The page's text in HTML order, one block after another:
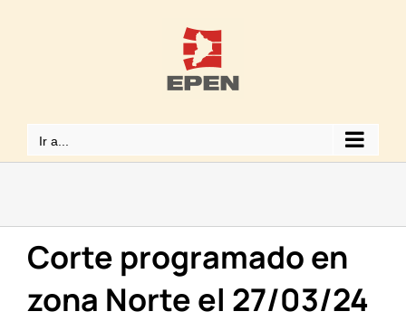
Ir a...
Corte programado en
zona Norte el 27/03/24